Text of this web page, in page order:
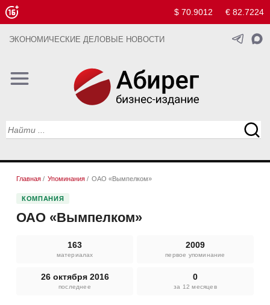
$ 70.9012 € 82.7224
ЭКОНОМИЧЕСКИЕ ДЕЛОВЫЕ НОВОСТИ
Главная / Упоминания / ОАО «Вымпелком»
КОМПАНИЯ
ОАО «Вымпелком»
163
материалах
2009
первое упоминание
26 октября 2016
последнее
0
за 12 месяцев